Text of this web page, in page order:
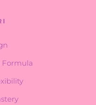
Formula